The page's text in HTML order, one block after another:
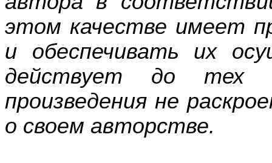
этом качестве имеет
и обеспечивать их
действует до тех
произведения не
о своем авторстве.